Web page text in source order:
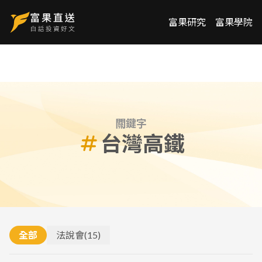
富果研究 富果學院
關鍵字
台灣高鐵
全部 法說會(15)